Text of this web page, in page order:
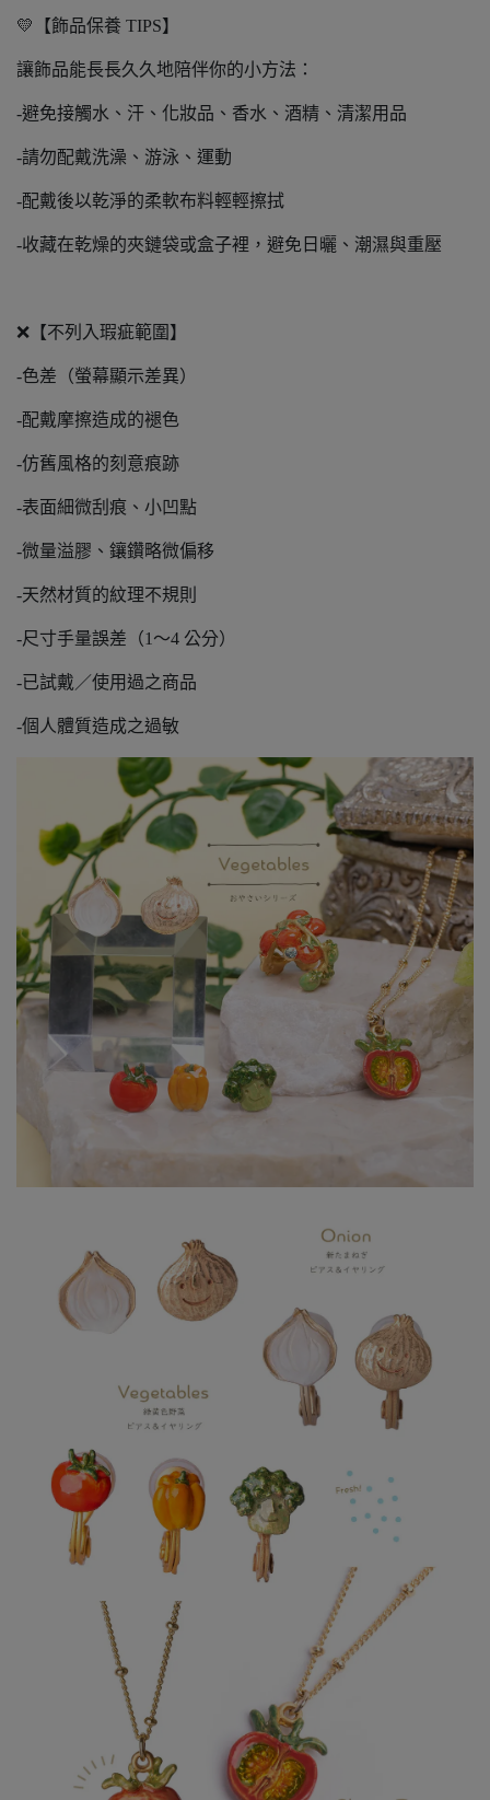
💛【飾品保養 TIPS】
讓飾品能長長久久地陪伴你的小方法：
-避免接觸水、汗、化妝品、香水、酒精、清潔用品
-請勿配戴洗澡、游泳、運動
-配戴後以乾淨的柔軟布料輕輕擦拭
-收藏在乾燥的夾鏈袋或盒子裡，避免日曬、潮濕與重壓
❌【不列入瑕疵範圍】
-色差（螢幕顯示差異）
-配戴摩擦造成的褪色
-仿舊風格的刻意痕跡
-表面細微刮痕、小凹點
-微量溢膠、鑲鑽略微偏移
-天然材質的紋理不規則
-尺寸手量誤差（1～4 公分）
-已試戴／使用過之商品
-個人體質造成之過敏